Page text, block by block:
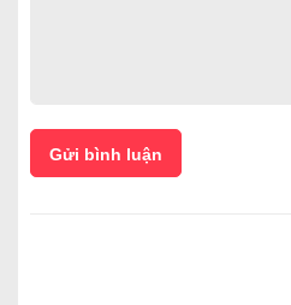
Gửi bình luận